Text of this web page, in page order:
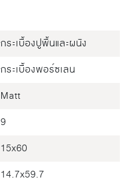
กระเบื้องปูพื้นและผนัง
กระเบื้องพอร์ซเลน
Matt
9
15x60
14.7x59.7